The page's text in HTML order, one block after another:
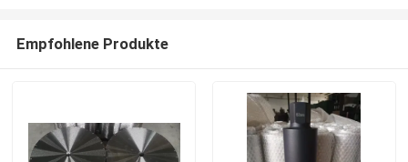
Empfohlene Produkte